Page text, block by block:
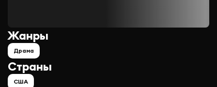
Страны
США
Жанры
Драма